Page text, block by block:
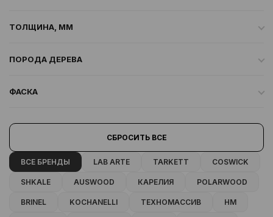
ТОЛЩИНА, ММ
ПОРОДА ДЕРЕВА
ФАСКА
СБРОСИТЬ ВСЕ
ВСЕ БРЕНДЫ LAB ARTE TARKETT COSWICK
SHKALE AUSWOOD КАРЕЛИЯ POLARWOOD
BRINEL KOCHANELLI ТЕХНОМАССИВ HM